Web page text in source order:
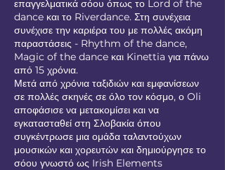
επαγγελματικά σόου όπως το Lord of the
dance και το Riverdance. Στη συνέχεια
συνέχισε την καριέρα του με πολλές ακόμη
παραστάσεις - Rhythm of the dance,
Magic of the dance και Kinettia για πάνω
από 15 χρόνια.
Μετά από χρόνια ταξιδιών και εμφανίσεων
σε πολλές σκηνές σε όλο τον κόσμο, ο Oli
αποφάσισε να μετακομίσει και να
εγκατασταθεί στη Σλοβακία όπου
συγκέντρωσε μια ομάδα ταλαντούχων
μουσικών και χορευτών και δημιούργησε το
σόου γνωστό ως Irish Elements